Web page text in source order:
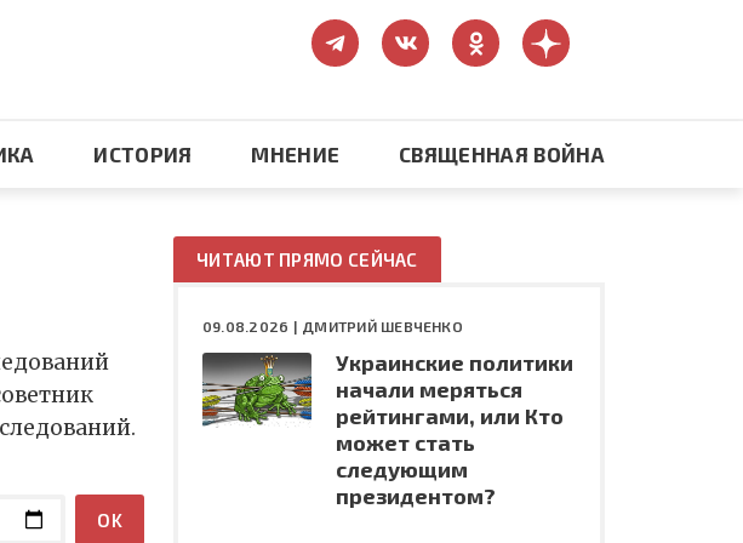
и безопастность Конфликт на Украине
ИСТОРИЯ МНЕНИЕ СВЯЩЕННАЯ ВОЙНА
ЧИТАЮТ ПРЯМО СЕЙЧАС
09.08.2026 | ДМИТРИЙ ШЕВЧЕНКО
Украинские политики
начали меряться
рейтингами, или Кто
может стать
следующим
президентом?